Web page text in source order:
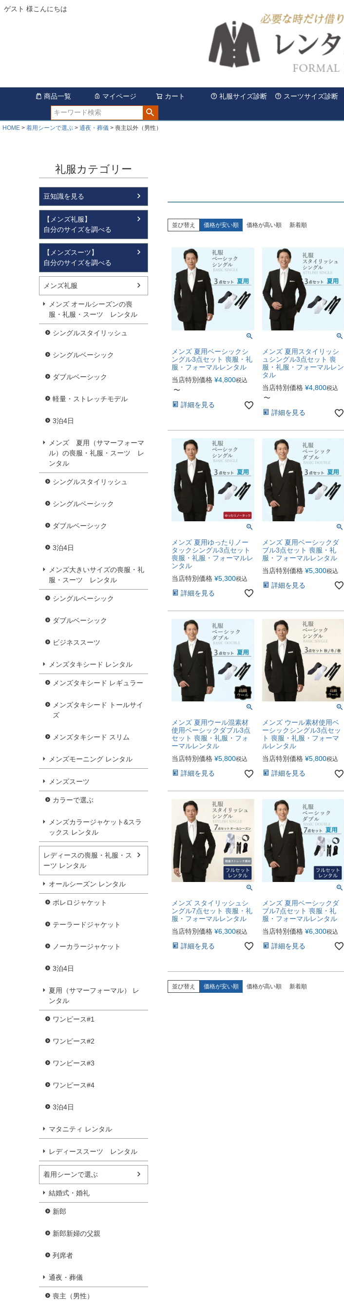
ゲスト 様こんにちは
商品一覧 マイページ カート 礼服サイズ診断 スーツサイズ診断
HOME 着用シーンで選ぶ 通夜・葬儀 喪主以外（男性）
礼服カテゴリー
豆知識を見る
【メンズ礼服】
自分のサイズを調べる
【メンズスーツ】
自分のサイズを調べる
メンズ礼服
メンズ オールシーズンの喪
服・礼服・スーツ レンタル
シングルスタイリッシュ
シングルベーシック
ダブルベーシック
軽量・ストレッチモデル
3泊4日
メンズ 夏用（サマーフォーマ
ル）の喪服・礼服・スーツ レ
ンタル
シングルスタイリッシュ
シングルベーシック
ダブルベーシック
3泊4日
メンズ大きいサイズの喪服・礼
服・スーツ レンタル
シングルベーシック
ダブルベーシック
ビジネススーツ
メンズタキシード レンタル
メンズタキシード レギュラー
メンズタキシード トールサイ
ズ
メンズタキシード スリム
メンズモーニング レンタル
メンズスーツ
カラーで選ぶ
メンズカラージャケット&スラ
ックス レンタル
レディースの喪服・礼服・ス
ーツ レンタル
オールシーズン レンタル
ボレロジャケット
テーラードジャケット
ノーカラージャケット
3泊4日
夏用（サマーフォーマル） レ
ンタル
ワンピース#1
ワンピース#2
ワンピース#3
ワンピース#4
3泊4日
マタニティ レンタル
レディーススーツ レンタル
着用シーンで選ぶ
結婚式・婚礼
新郎
新郎新婦の父親
列席者
通夜・葬儀
喪主（男性）
並び替え 価格が安い順 価格が高い順 新着順
メンズ 夏用ベーシックシ
ングル3点セット 喪服・礼
服・フォーマルレンタル
当店特別価格 ¥4,800税込
〜
詳細を見る
メンズ 夏用スタイリッシ
ュシングル3点セット 喪
服・礼服・フォーマルレン
タル
当店特別価格 ¥4,800税込
〜
詳細を見る
メンズ 夏用ゆったりノー
タックシングル3点セット
喪服・礼服・フォーマルレ
ンタル
当店特別価格 ¥5,300税込
詳細を見る
メンズ 夏用ベーシックダ
ブル3点セット 喪服・礼
服・フォーマルレンタル
当店特別価格 ¥5,300税込
詳細を見る
メンズ 夏用ウール混素材
使用ベーシックダブル3点
セット 喪服・礼服・フォ
ーマルレンタル
当店特別価格 ¥5,800税込
詳細を見る
メンズ ウール素材使用ベ
ーシックシングル3点セッ
ト 喪服・礼服・フォーマ
ルレンタル
当店特別価格 ¥5,800税込
詳細を見る
メンズ スタイリッシュシ
ングル7点セット 喪服・礼
服・フォーマルレンタル
当店特別価格 ¥6,300税込
詳細を見る
メンズ 夏用ベーシックダ
ブル7点セット 喪服・礼
服・フォーマルレンタル
当店特別価格 ¥6,300税込
詳細を見る
並び替え 価格が安い順 価格が高い順 新着順